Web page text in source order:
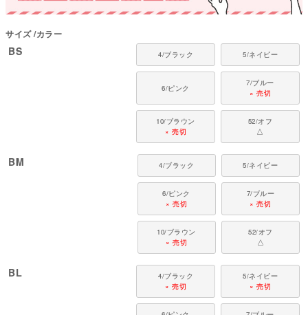
サイズ カラー
BS 4/ブラック 5/ネイビー
6/ピンク
7/ブルー
× 売切
10/ブラウン
× 売切
52/オフ
△
BM 4/ブラック 5/ネイビー
6/ピンク
× 売切
7/ブルー
× 売切
10/ブラウン
× 売切
52/オフ
△
BL
4/ブラック
× 売切
5/ネイビー
× 売切